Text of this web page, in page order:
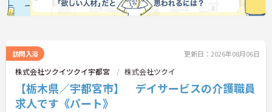
訪問入浴 更新日：2026年08月06日
株式会社ツクイツクイ宇都宮 株式会社ツクイ
【栃木県／宇都宮市】 デイサービスの介護職員
求人です《パート》